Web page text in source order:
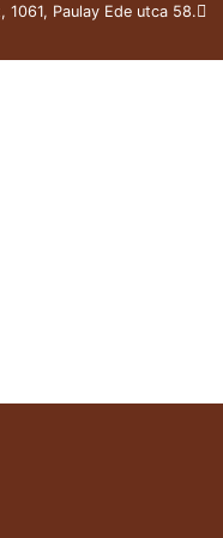
1061, Paulay Ede utca 58.